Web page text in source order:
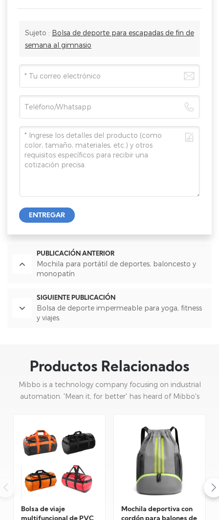
Sujeto : Bolsa de deporte para escapadas de fin de
semana al gimnasio
ENTREGAR
PUBLICACIÓN ANTERIOR
Mochila para portátil de deportes, baloncesto y
monopatín
SIGUIENTE PUBLICACIÓN
Bolsa de deporte impermeable para yoga, fitness
y viajes.
Productos Relacionados
Mibbo is a technology company focusing on industrial
automation. 'Mean it, for better' has heard of Mibbo's
Bolsa de viaje
Mochila deportiva con